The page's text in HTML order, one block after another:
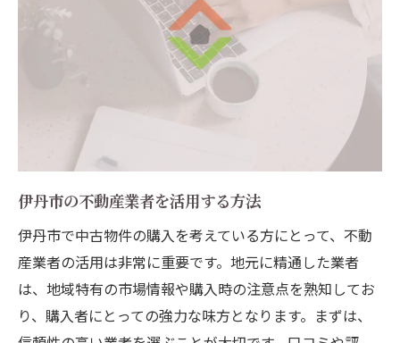
伊丹市の不動産業者を活用する方法
伊丹市で中古物件の購入を考えている方にとって、不動
産業者の活用は非常に重要です。地元に精通した業者
は、地域特有の市場情報や購入時の注意点を熟知してお
り、購入者にとっての強力な味方となります。まずは、